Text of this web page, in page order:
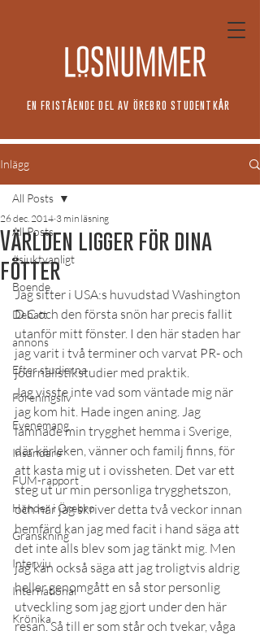
EN FRISTÅENDE DEL AV ÖREBRO STUDENTKÅR
Inlägg
All Posts
#sjuktvanligt
Boende
Debatt
annons
Efter studierna
Föreningsliv
Evenemang
Insändare
FUM-rapport
Händer i Örebro
Granskning
Intervju
International
Krönika
All Posts
Världen ligger för dina
fötter
26 dec. 2014 3 min läsning
Jag sitter i USA:s huvudstad Washington
D.C och den första snön har precis fallit
utanför mitt fönster. I den här staden har
jag varit i två terminer och varvat PR- och
journalistikstudier med praktik.
Jag visste inte vad som väntade mig när
jag kom hit. Hade ingen aning. Jag
lämnade min trygghet hemma i Sverige,
där kärleken, vänner och familj finns, för
att kasta mig ut i ovissheten. Det var ett
steg ut ur min personliga trygghetszon,
och när jag skriver detta två veckor innan
hemfärd kan jag med facit i hand säga att
det inte alls blev som jag tänkt mig. Men
jag kan också säga att jag troligtvis aldrig
heller genomgått en så stor personlig
utveckling som jag gjort under den här
resan. Så till er som står och tvekar, våga